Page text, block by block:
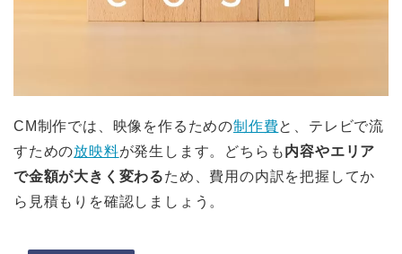
CM制作では、映像を作るための制作費と、テレビで流
すための放映料が発生します。どちらも内容やエリア
で金額が大きく変わるため、費用の内訳を把握してか
ら見積もりを確認しましょう。